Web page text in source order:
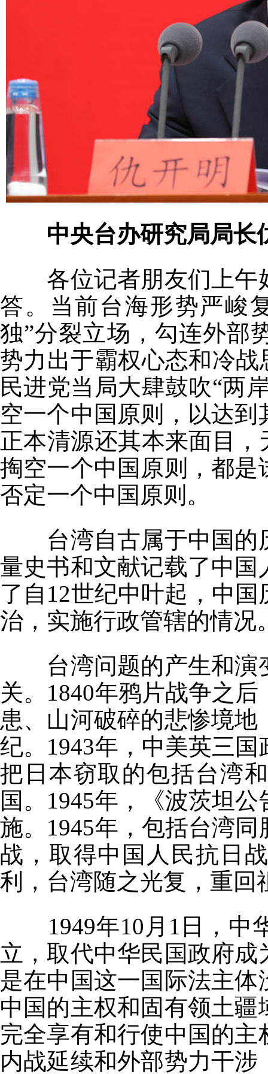
中央台办研究局局长
各位记者朋友们上
答。当前台海形势严峻
独”分裂立场，勾连外部
势力出于霸权心态和冷
民进党当局大肆鼓吹“两
空一个中国原则，以达
正本清源还其本来面目
掏空一个中国原则，都
否定一个中国原则。
台湾自古属于中国
量史书和文献记载了中
了自12世纪中叶起，中
治，实施行政管辖的情况
台湾问题的产生和
关。1840年鸦片战争之
患、山河破碎的悲惨境
纪。1943年，中美英三
把日本窃取的包括台湾
国。1945年，《波茨坦
施。1945年，包括台湾
战，取得中国人民抗日
利，台湾随之光复，重回
1949年10月1日，
立，取代中华民国政府
是在中国这一国际法主
中国的主权和固有领土
完全享有和行使中国的
内战延续和外部势力干